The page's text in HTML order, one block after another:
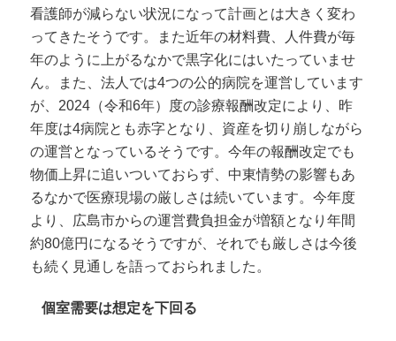
看護師が減らない状況になって計画とは大きく変わ
ってきたそうです。また近年の材料費、人件費が毎
年のように上がるなかで黒字化にはいたっていませ
ん。また、法人では4つの公的病院を運営しています
が、2024（令和6年）度の診療報酬改定により、昨
年度は4病院とも赤字となり、資産を切り崩しながら
の運営となっているそうです。今年の報酬改定でも
物価上昇に追いついておらず、中東情勢の影響もあ
るなかで医療現場の厳しさは続いています。今年度
より、広島市からの運営費負担金が増額となり年間
約80億円になるそうですが、それでも厳しさは今後
も続く見通しを語っておられました。
個室需要は想定を下回る